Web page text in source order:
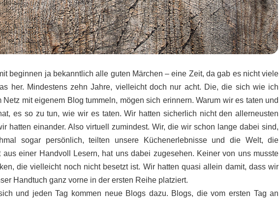
beginnen ja bekanntlich alle guten Märchen – eine Zeit, da gab es nicht viele
her. Mindestens zehn Jahre, vielleicht doch nur acht. Die, die sich wie ich
mit eigenem Blog tummeln, mögen sich erinnern. Warum wir es taten und
es so zu tun, wie wir es taten. Wir hatten sicherlich nicht den allerneusten
hatten einander. Also virtuell zumindest. Wir, die wir schon lange dabei sind,
sogar persönlich, teilten unsere Küchenerlebnisse und die Welt, die
aus einer Handvoll Lesern, hat uns dabei zugesehen. Keiner von uns musste
die vielleicht noch nicht besetzt ist. Wir hatten quasi allein damit, dass wir
Handtuch ganz vorne in der ersten Reihe platziert.
und jeden Tag kommen neue Blogs dazu. Blogs, die vom ersten Tag an